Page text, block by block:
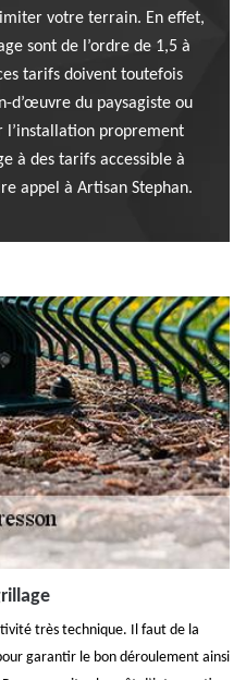
votre terrain. En effet,
sont de l’ordre de 1,5 à
tarifs doivent toutefois
d’œuvre du paysagiste ou
l’installation proprement
à des tarifs accessible à
appel à Artisan Stephan.
très technique. Il faut de la
garantir le bon déroulement ainsi